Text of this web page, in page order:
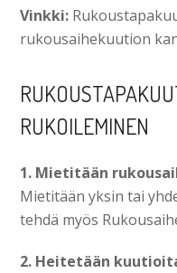
Vinkki:
rukousaihekuution
RUKOILEMINEN
1. Mietitään
Mietitään yksin tai
tehdä myös
2. Heitetään